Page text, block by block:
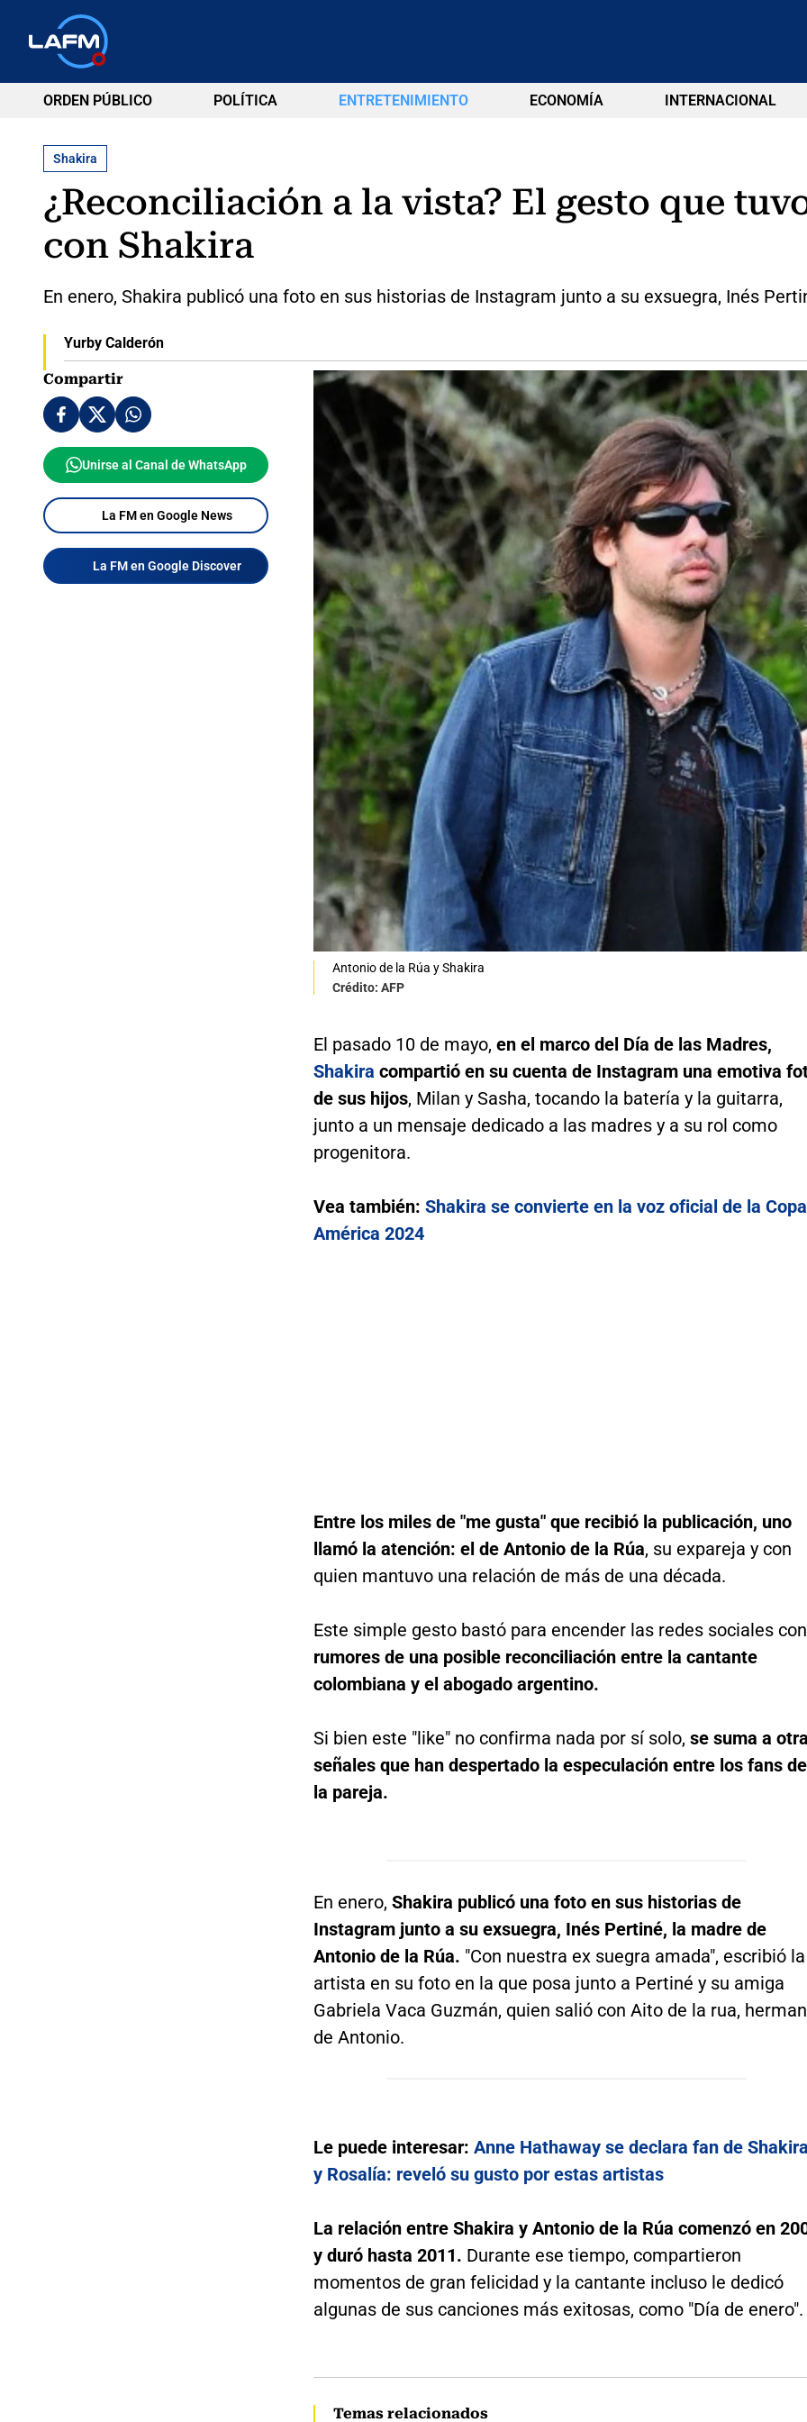
ORDEN PÚBLICO POLÍTICA ENTRETENIMIENTO ECONOMÍA INTERNACIONAL
Shakira
¿Reconciliación a la vista? El gesto que
con Shakira
En enero, Shakira publicó una foto en sus historias de Instagram junto a su exsuegra, Inés
Yurby Calderón
Compartir
Unirse al Canal de WhatsApp
La FM en Google News
La FM en Google Discover
Antonio de la Rúa y Shakira
Crédito: AFP
El pasado 10 de mayo, en el marco del Día de las Madres,
Shakira compartió en su cuenta de Instagram una emotiva
de sus hijos, Milan y Sasha, tocando la batería y la guitarra,
junto a un mensaje dedicado a las madres y a su rol como
progenitora.
Vea también: Shakira se convierte en la voz oficial de la Copa
América 2024
Entre los miles de "me gusta" que recibió la publicación, uno
llamó la atención: el de Antonio de la Rúa, su expareja y con
quien mantuvo una relación de más de una década.
Este simple gesto bastó para encender las redes sociales con
rumores de una posible reconciliación entre la cantante
colombiana y el abogado argentino.
Si bien este "like" no confirma nada por sí solo, se suma a
señales que han despertado la especulación entre los fans de
la pareja.
En enero, Shakira publicó una foto en sus historias de
Instagram junto a su exsuegra, Inés Pertiné, la madre de
Antonio de la Rúa. "Con nuestra ex suegra amada", escribió la
artista en su foto en la que posa junto a Pertiné y su amiga
Gabriela Vaca Guzmán, quien salió con Aito de la rua,
de Antonio.
Le puede interesar: Anne Hathaway se declara fan de
y Rosalía: reveló su gusto por estas artistas
La relación entre Shakira y Antonio de la Rúa comenzó en
y duró hasta 2011. Durante ese tiempo, compartieron
momentos de gran felicidad y la cantante incluso le dedicó
algunas de sus canciones más exitosas, como "Día de enero".
Temas relacionados